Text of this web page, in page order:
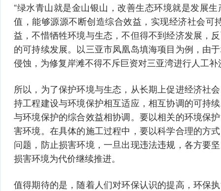
“绿水青山就是金山银山，改善生态环境就是发展
值，能够源源不断创造综合效益，实现经济社会可
益，不惜牺牲环境与生态，不但得不到经济发展，
的可持续发展。以三亚市凤凰岛填海项目为例，由
侵蚀，为修复岸滩不得不斥巨资对三亚湾进行人工补
所以，为了保护环境与生态，从长期上促进经济社
持工程建设与环境保护相互适应，相互协调的可持
与环境保护的综合效益相协调。要以相关的环境保
害环境。在具体的施工过程中，要以科学合理的方
问题，防止损害环境，一旦出现违法违规，各方要
损害环境为代价继续推进。
值得期待的是，随着人们对环保认识的提高，环保